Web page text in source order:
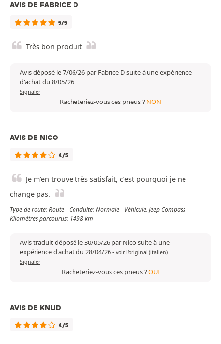
AVIS DE FABRICE D
5/5
Très bon produit
Avis déposé le 7/06/26 par Fabrice D suite à une expérience
d'achat du 8/05/26
Signaler
Racheteriez-vous ces pneus ? NON
AVIS DE NICO
4/5
Je m’en trouve très satisfait, c’est pourquoi je ne
change pas.
Type de route: Route - Conduite: Normale - Véhicule: Jeep Compass -
Kilomètres parcourus: 1498 km
Avis traduit déposé le 30/05/26 par Nico suite à une
expérience d'achat du 28/04/26- voir l'original (italien)
Signaler
Racheteriez-vous ces pneus ?OUI
AVIS DE KNUD
4/5